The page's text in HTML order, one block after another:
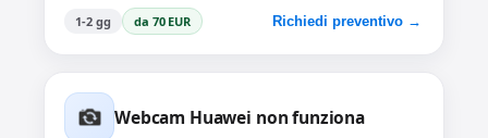
1-2 gg da 70 EUR Richiedi preventivo →
Webcam Huawei non funziona